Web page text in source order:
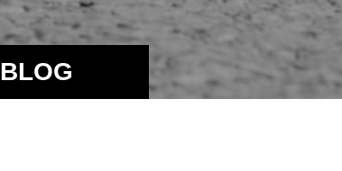
BLOG